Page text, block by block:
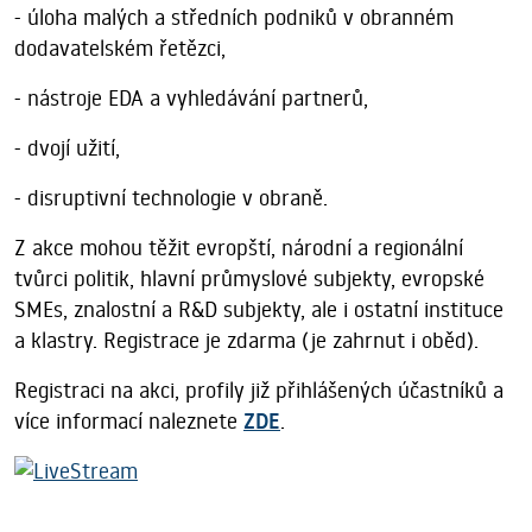
- úloha malých a středních podniků v obranném
dodavatelském řetězci,
- nástroje EDA a vyhledávání partnerů,
- dvojí užití,
- disruptivní technologie v obraně.
Z akce mohou těžit evropští, národní a regionální
tvůrci politik, hlavní průmyslové subjekty, evropské
SMEs, znalostní a R&D subjekty, ale i ostatní instituce
a klastry. Registrace je zdarma (je zahrnut i oběd).
Registraci na akci, profily již přihlášených účastníků a
více informací naleznete ZDE.